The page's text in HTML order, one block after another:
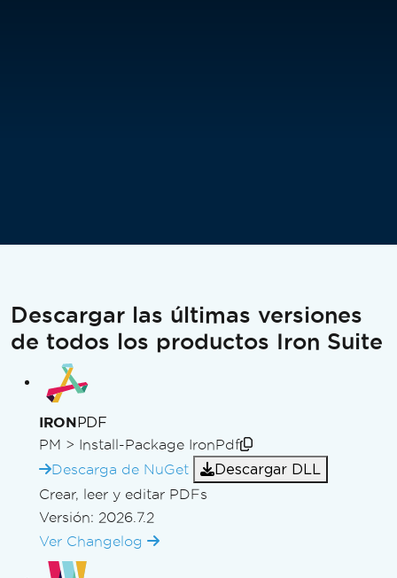
Descargar las últimas versiones
de todos los productos Iron Suite
IRONPDF
PM > Install-Package IronPdf
Descarga de NuGet
Descargar DLL
Crear, leer y editar PDFs
Versión: 2026.7.2
Ver Changelog